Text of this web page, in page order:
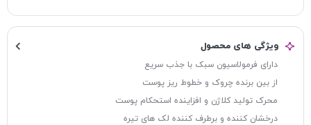
ویژگی های محصول
دارای فرمولاسیون سبک با جذب سریع
از بین برنده چروک و خطوط ریز پوست
محرک تولید کلاژن و افزاینده استحکام پوست
درخشان کننده و برطرف کننده لک های تیره